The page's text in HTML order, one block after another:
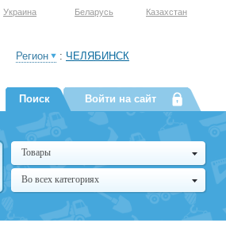
Украина Беларусь Казахстан
Регион : ЧЕЛЯБИНСК
Поиск Войти на сайт
Товары
Во всех категориях